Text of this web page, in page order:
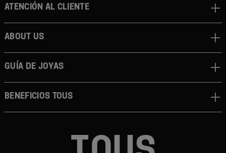
Atención al cliente
About us
Guía de joyas
Beneficios TOUS